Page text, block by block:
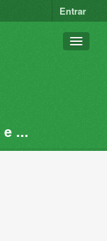
Entrar
...